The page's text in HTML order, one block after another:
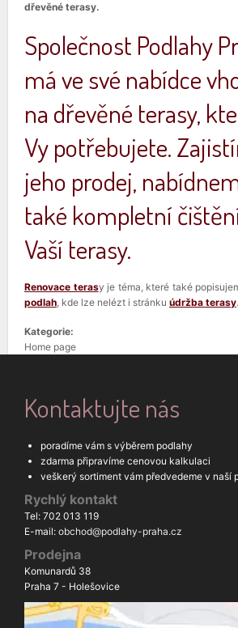
dřevěné terasy.
Společnost Podlahy
má ve své nabídce
na dřevěné terasy,
Vy potřebujete.
jeho prodej,
také kompletní
Vaší terasy.
Renovace terasy je téma, které také
podlah, kde lze nelézt i stránku údržba terasy.
Kategorie:
Home page
Kontaktujte nás
poradíme vám s výběrem podlahy
zdarma připravíme cenovou kalkulaci
veškerý sortiment vám předvedeme v naší
Rychlý kontakt
Tel: 702 013 119
E-mail: obchod@podlahy-praha.cz
Prodejna
Komunardů 38
Praha 7 - Holešovice